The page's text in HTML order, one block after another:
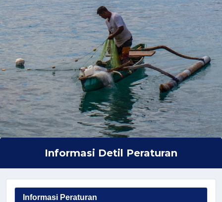
Informasi Detil Peraturan
Informasi Peraturan